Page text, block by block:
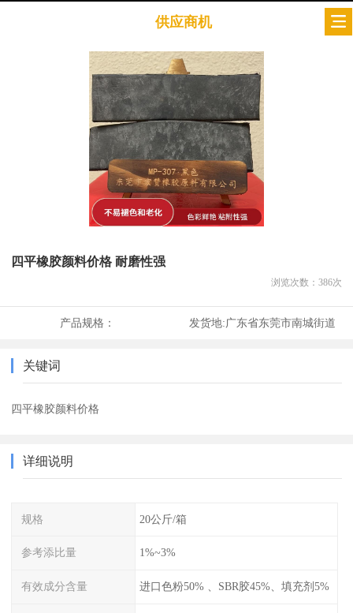
供应商机
四平橡胶颜料价格 耐磨性强
浏览次数： 386次
产品规格： 发货地:广东省东莞市南城街道
关键词
四平橡胶颜料价格
详细说明
规格 20公斤/箱
参考添比量 1%~3%
有效成分含量 进口色粉50% 、SBR胶45%、填充剂5%